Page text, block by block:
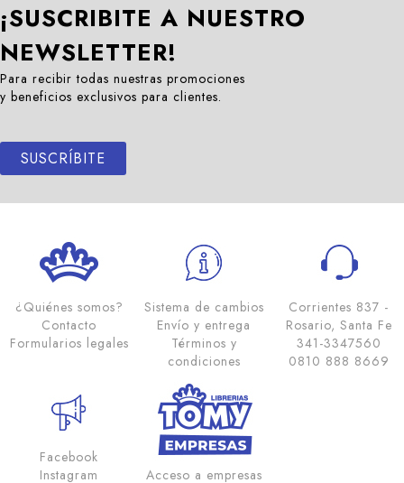
¡SUSCRIBITE A NUESTRO
NEWSLETTER!
Para recibir todas nuestras promociones
y beneficios exclusivos para clientes.
SUSCRÍBITE
¿Quiénes somos?
Contacto
Formularios legales
Sistema de cambios
Envío y entrega
Términos y
condiciones
Corrientes 837 -
Rosario, Santa Fe
341-3347560
0810 888 8669
Facebook
Instagram
Acceso a empresas